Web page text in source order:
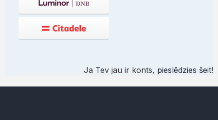
Ja Tev jau ir konts, pieslēdzies šeit!